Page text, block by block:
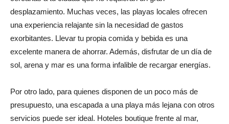
desplazamiento. Muchas veces, las playas locales ofrecen
una experiencia relajante sin la necesidad de gastos
exorbitantes. Llevar tu propia comida y bebida es una
excelente manera de ahorrar. Además, disfrutar de un día de
sol, arena y mar es una forma infalible de recargar energías.
Por otro lado, para quienes disponen de un poco más de
presupuesto, una escapada a una playa más lejana con otros
servicios puede ser ideal. Hoteles boutique frente al mar,